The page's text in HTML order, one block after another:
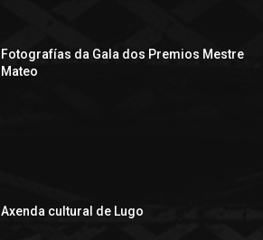
Fotografías da Gala dos Premios Mestre
Mateo
Axenda cultural de Lugo